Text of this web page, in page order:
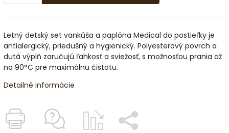
Letný detský set vankúša a paplóna Medical do postieľky je
antialergický, priedušný a hygienický. Polyesterový povrch a
dutá výplň zaručujú ľahkosť a sviežosť, s možnosťou prania až
na 90°C pre maximálnu čistotu.
Detailné informácie